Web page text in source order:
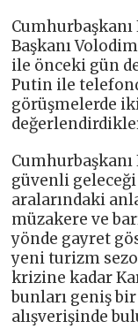
Başkanı
ile önceki gün
Putin ile
görüşmelerde
güvenli
aralarındaki
müzakere ve
yönde gayret
yeni turizm
krizine kadar
bunları geniş
alışverişinde